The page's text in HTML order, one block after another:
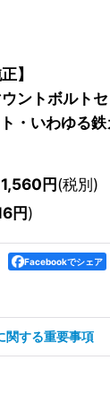
】
ントボルト
・いわゆる
1,560円(税別)
円)
Facebookでシェア
関する重要事項